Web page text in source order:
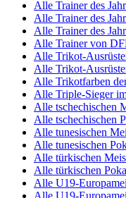
Alle Trainer des
Alle Trainer des
Alle Trainer des
Alle Trainer von
Alle Trikot-
Alle Trikot-
Alle Trikotfarben
Alle Triple-Sieger
Alle tschechischen
Alle tschechischen
Alle tunesischen
Alle tunesischen
Alle türkischen
Alle türkischen
Alle U19-
Alle U19-